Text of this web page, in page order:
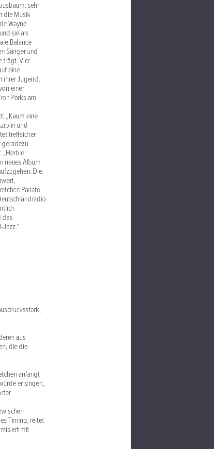
sehr
die Musik
Wayne
sie als
Balance
Sänger und
trägt. Vier
eine
ihrer Jugend,
einer
Parks am
„Kaum eine
und
treffsicher
„Herbie
neues Album
Die
Parlato
das
Jazz."
aus
die die
anfängt
er singen,
Timing, reitet
mit